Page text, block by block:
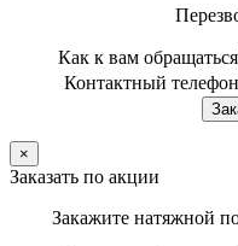
Как к вам
Контактный телефон
×
Заказать по акции
Закажите натяжной